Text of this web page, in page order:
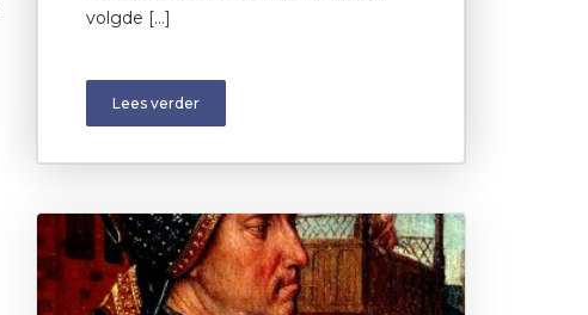
volgde […]
Lees verder